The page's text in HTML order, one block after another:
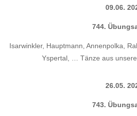
09.06.
744.
Isarwinkler, Hauptmann, Annenpolka,
Yspertal, … Tänze aus
26.05.
743.